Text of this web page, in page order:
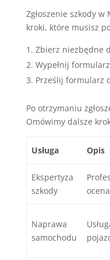
Zgłoszenie szkody w
kroki, które musisz
Zbierz niezbędne
Wypełnij
Prześlij formularz
Po otrzymaniu
Omówimy dalsze
Usługa Opis
Ekspertyza
szkody
Naprawa
samochodu